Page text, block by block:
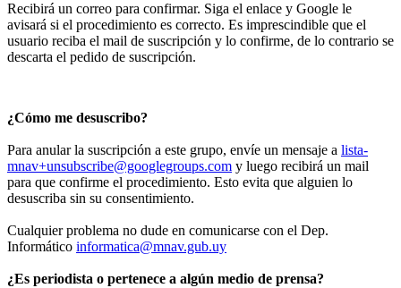
Recibirá un correo para confirmar. Siga el enlace y Google le
avisará si el procedimiento es correcto. Es imprescindible que el
usuario reciba el mail de suscripción y lo confirme, de lo contrario se
descarta el pedido de suscripción.
¿Cómo me desuscribo?
Para anular la suscripción a este grupo, envíe un mensaje a lista-
mnav+unsubscribe@googlegroups.com y luego recibirá un mail
para que confirme el procedimiento. Esto evita que alguien lo
desuscriba sin su consentimiento.
Cualquier problema no dude en comunicarse con el Dep.
Informático informatica@mnav.gub.uy
¿Es periodista o pertenece a algún medio de prensa?